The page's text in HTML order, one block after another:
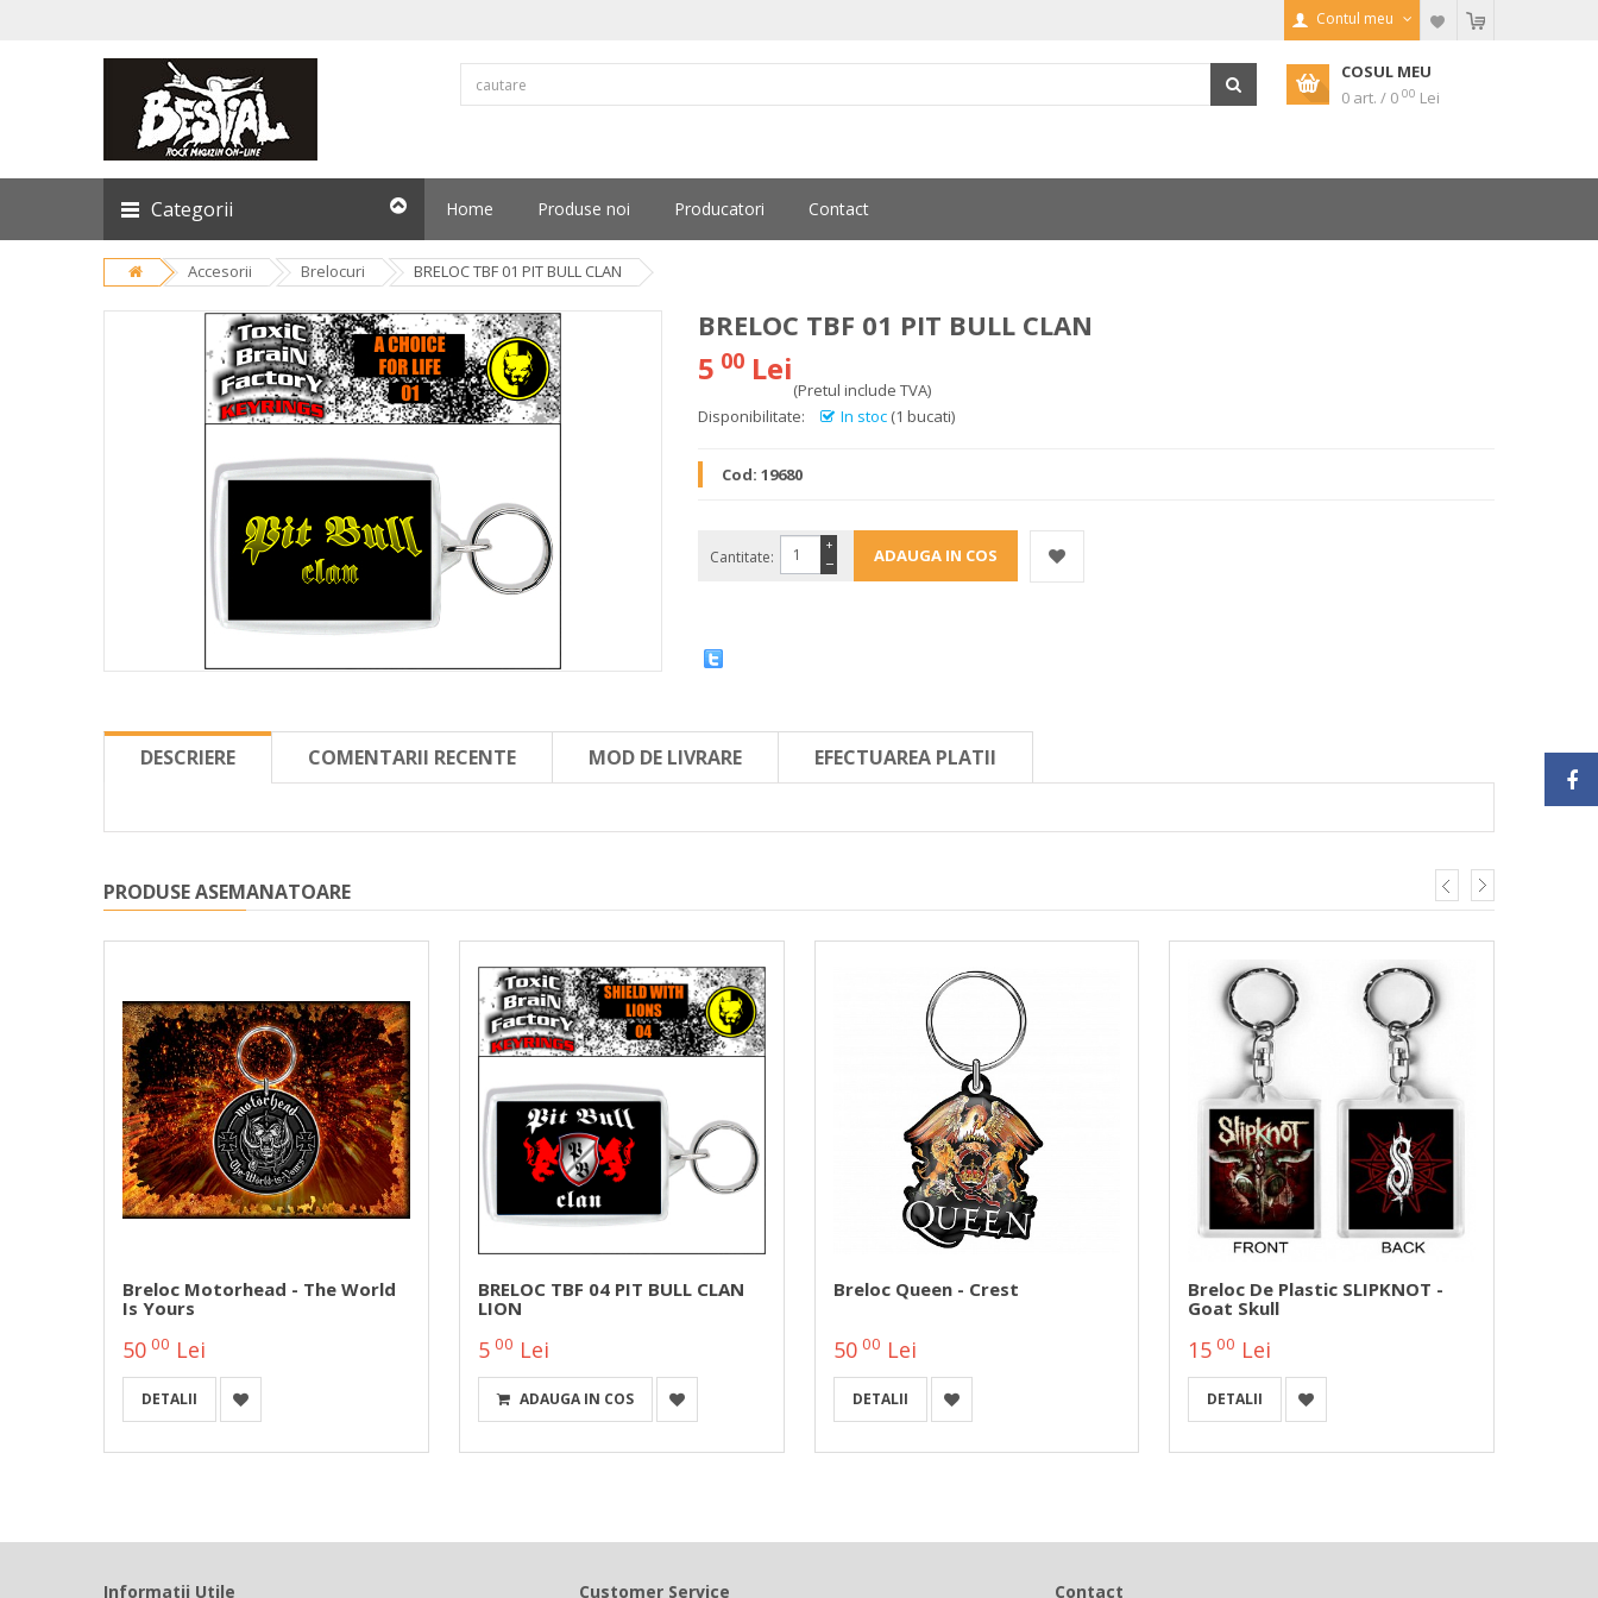
Contul meu
COSUL MEU
0 art. / 0 00 Lei
Categorii Home Produse noi Producatori Contact
Accesorii Brelocuri BRELOC TBF 01 PIT BULL CLAN
BRELOC TBF 01 PIT BULL CLAN
5 00 Lei
(Pretul include TVA)
Disponibilitate:
In stoc (1 bucati)
Cod: 19680
Cantitate: −
+
DESCRIERE COMENTARII RECENTE MOD DE LIVRARE EFECTUAREA PLATII
PRODUSE ASEMANATOARE
Breloc Motorhead - The World
Is Yours
50 00 Lei
DETALII
BRELOC TBF 04 PIT BULL CLAN
LION
5 00 Lei
ADAUGA IN COS
Breloc Queen - Crest
5000 Lei
DETALII
Breloc De Plastic SLIPKNOT -
Goat Skull
15 00 Lei
DETALII
Informatii Utile Customer Service Contact